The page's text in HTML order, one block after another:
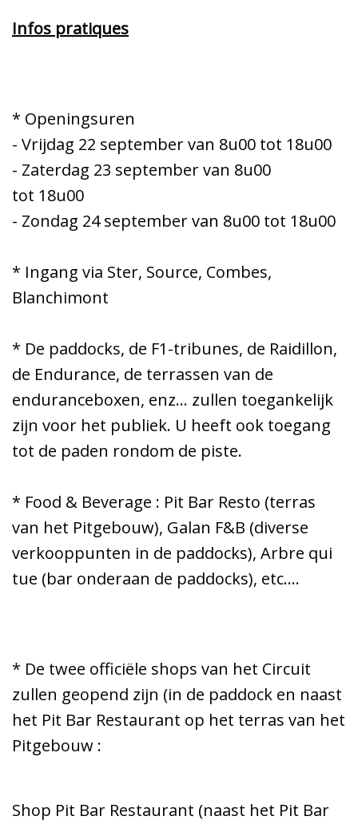
Infos pratiques
* Openingsuren
- Vrijdag 22 september van 8u00 tot 18u00
- Zaterdag 23 september van 8u00
tot 18u00
- Zondag 24 september van 8u00 tot 18u00
* Ingang via Ster, Source, Combes,
Blanchimont
* De paddocks, de F1-tribunes, de Raidillon,
de Endurance, de terrassen van de
enduranceboxen, enz... zullen toegankelijk
zijn voor het publiek. U heeft ook toegang
tot de paden rondom de piste.
* Food & Beverage : Pit Bar Resto (terras
van het Pitgebouw), Galan F&B (diverse
verkooppunten in de paddocks), Arbre qui
tue (bar onderaan de paddocks), etc.…
* De twee officiële shops van het Circuit
zullen geopend zijn (in de paddock en naast
het Pit Bar Restaurant op het terras van het
Pitgebouw :
Shop Pit Bar Restaurant (naast het Pit Bar